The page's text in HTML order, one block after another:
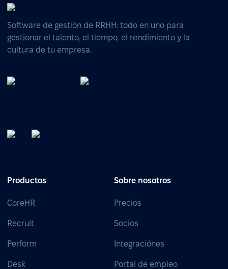
Software de gestión de RRHH: todo en uno para
gestionar el talento, el tiempo, el rendimiento y la
cultura de tu empresa.
Productos
CoreHR
Recruit
Perform
Desk
Sobre nosotros
Precios
Socios
Integraciónes
Portal de empleo